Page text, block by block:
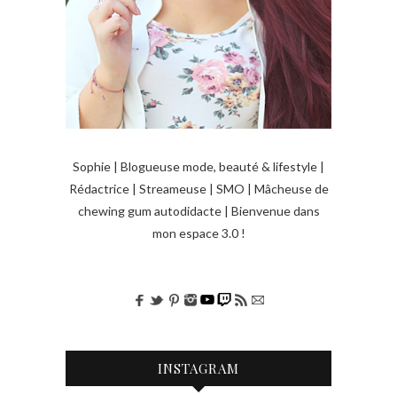
Sophie | Blogueuse mode, beauté & lifestyle |
Rédactrice | Streameuse | SMO | Mâcheuse de
chewing gum autodidacte | Bienvenue dans
mon espace 3.0 !
INSTAGRAM